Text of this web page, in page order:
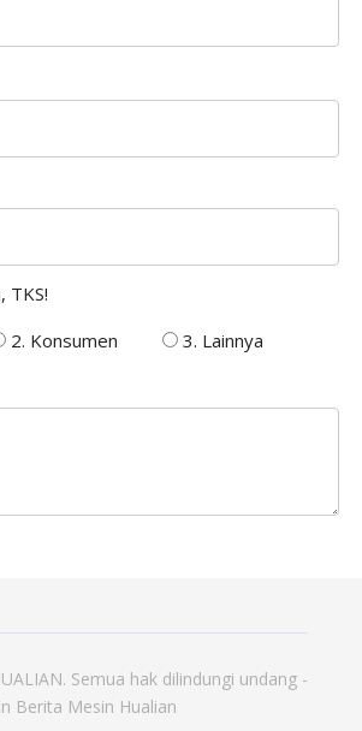
TKS!
2. Konsumen
3. Lainnya
Semua hak dilindungi undang -
Berita Mesin Hualian